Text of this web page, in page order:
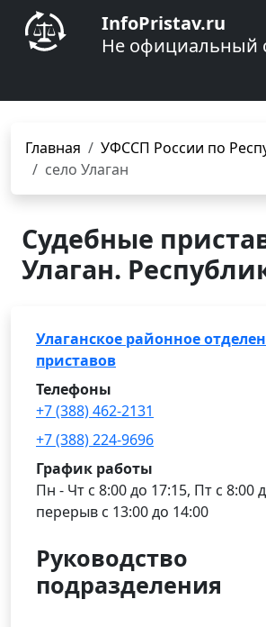
InfoPristav.ru
Не официальный
Главная
УФССП России по
село Улаган
Судебные
Улаган.
Улаганское районное
приставов
Телефоны
+7 (388) 462-2131
+7 (388) 224-9696
График работы
Пн - Чт с 8:00 до 17:15, Пт с 8:00
перерыв с 13:00 до 14:00
Руководство
подразделения